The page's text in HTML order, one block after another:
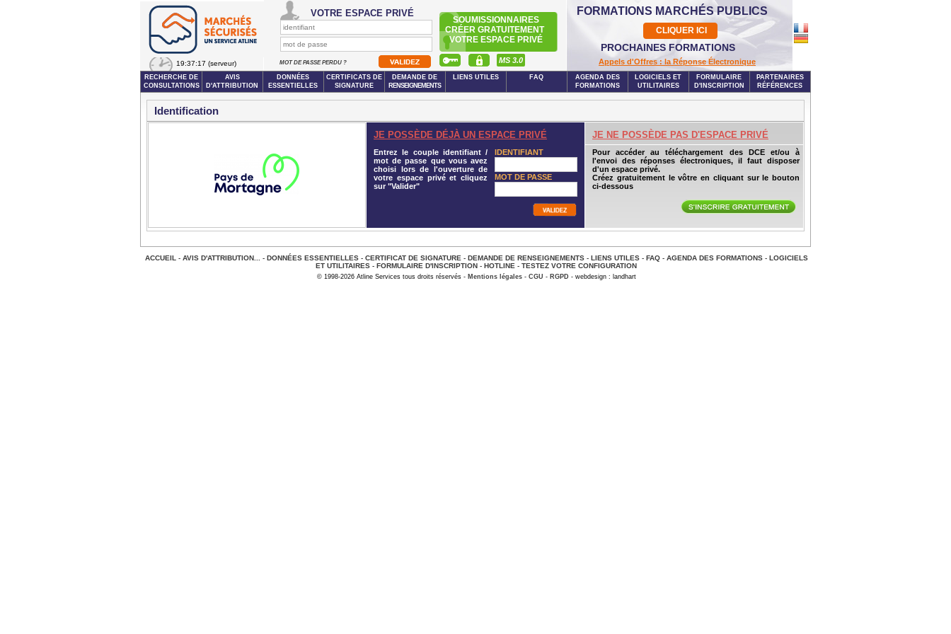
19:37:17 (serveur)
VOTRE ESPACE PRIVÉ
MOT DE PASSE PERDU ? MS 3.0
SOUMISSIONNAIRES
CRÉER GRATUITEMENT
VOTRE ESPACE PRIVÉ
FORMATIONS MARCHÉS PUBLICS
CLIQUER ICI
PROCHAINES FORMATIONS
Appels d'Offres : la Réponse Électronique
RECHERCHE DE
CONSULTATIONS
AVIS
D'ATTRIBUTION
DONNÉES
ESSENTIELLES
CERTIFICATS DE
SIGNATURE
DEMANDE DE
RENSEIGNEMENTS
LIENS UTILES FAQ
AGENDA DES
FORMATIONS
LOGICIELS ET
UTILITAIRES
FORMULAIRE
D'INSCRIPTION
PARTENAIRES
RÉFÉRENCES
Identification
JE POSSÈDE DÉJÀ UN ESPACE PRIVÉ
Entrez le couple identifiant /
mot de passe que vous avez
choisi lors de l'ouverture de
votre espace privé et cliquez
sur "Valider"
IDENTIFIANT
MOT DE PASSE
JE NE POSSÈDE PAS D'ESPACE PRIVÉ
Pour accéder au téléchargement des DCE et/ou à
l'envoi des réponses électroniques, il faut disposer
d'un espace privé.
Créez gratuitement le vôtre en cliquant sur le bouton
ci-dessous
ACCUEIL - AVIS D'ATTRIBUTION... - DONNÉES ESSENTIELLES- CERTIFICAT DE SIGNATURE - DEMANDE DE RENSEIGNEMENTS- LIENS UTILES- FAQ- AGENDA DES FORMATIONS- LOGICIELS
ET UTILITAIRES - FORMULAIRE D'INSCRIPTION - HOTLINE - TESTEZ VOTRE CONFIGURATION
© 1998-2026 Atline Services tous droits réservés - Mentions légales- CGU - RGPD - webdesign : landhart